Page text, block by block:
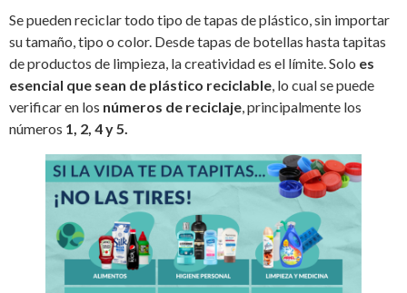
Se pueden reciclar todo tipo de tapas de plástico, sin importar
su tamaño, tipo o color. Desde tapas de botellas hasta tapitas
de productos de limpieza, la creatividad es el límite. Solo es
esencial que sean de plástico reciclable , lo cual se puede
verificar en los números de reciclaje , principalmente los
números 1, 2, 4 y 5.